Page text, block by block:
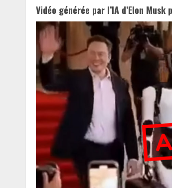
Vidéo générée par l’IA d’Elon